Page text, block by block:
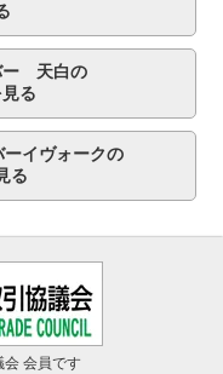
ー 天白の
る
イヴォークの
る
会 会員です